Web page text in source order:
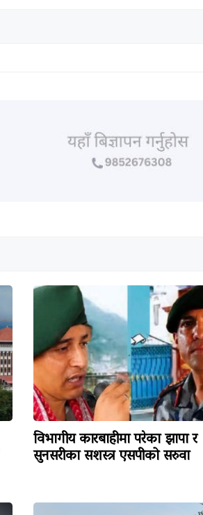
विभागीय कारबाहीमा परेका झापा र
सुनसरीका सशस्त्र एसपीको सरुवा